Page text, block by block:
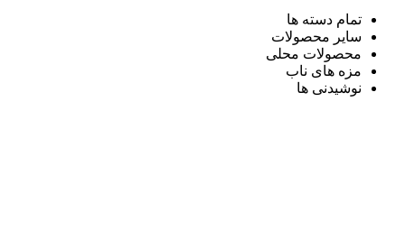
تمام دسته ها
سایر محصولات
محصولات محلی
مزه های ناب
نوشیدنی ها